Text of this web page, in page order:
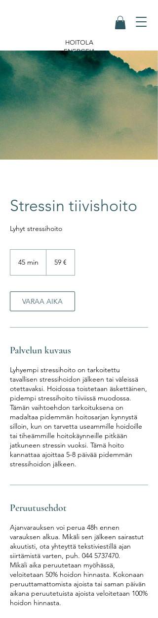
HOITOLA
ENERGEIA
Stressin tiivishoito
Lyhyt stressihoito
45 min
i
n
59 €
VARAA AIKA
Palvelun kuvaus
Lyhyempi stressihoito on tarkoitettu
tavallisen stressihoidon jälkeen tai väleissä
otettavaksi. Hoidossa toistetaan äskettäinen,
pidempi stressihoito tiiviissä muodossa.
Tämän vaihtoehdon tarkoituksena on
madaltaa pidemmän hoitosarjan kynnystä
silloin, kun on tarvetta useammille hoidoille
tai tiheämmille hoitokäynneille pitkään
jatkuneen stressin vuoksi. Tämä hoito
kannattaa ajoittaa 5-8 päivää pidemmän
stressihoidon jälkeen.
Peruutusehdot
Ajanvarauksen voi perua 48h ennen
varauksen alkua. Mikäli sen jälkeen sairastut
akuutisti, ota yhteyttä tekstiviestillä ajan
siirtämistä varten, puh. 044 5737470.
Mikäli aika peruutetaan myöhässä,
veloitetaan 50% hoidon hinnasta. Kokonaan
peruuttamattomista ajoista tai saman päivän
aikana peruutetuista ajoista veloitetaan 100%